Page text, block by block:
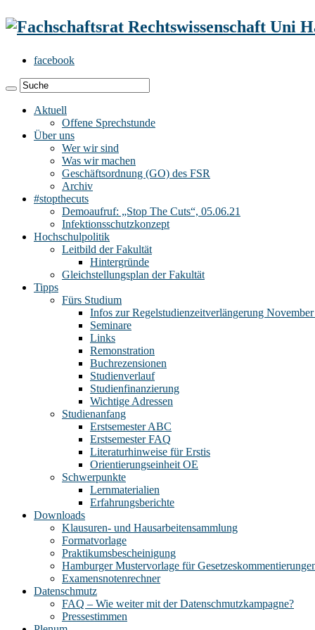
facebook
Aktuell
Offene Sprechstunde
Über uns
Wer wir sind
Was wir machen
Geschäftsordnung (GO) des FSR
Archiv
#stopthecuts
Demoaufruf: „Stop The Cuts“, 05.06.21
Infektionsschutzkonzept
Hochschulpolitik
Leitbild der Fakultät
Hintergründe
Gleichstellungsplan der Fakultät
Tipps
Fürs Studium
Infos zur Regelstudienzeitverlängerung
Seminare
Links
Remonstration
Buchrezensionen
Studienverlauf
Studienfinanzierung
Wichtige Adressen
Studienanfang
Erstsemester ABC
Erstsemester FAQ
Literaturhinweise für Erstis
Orientierungseinheit OE
Schwerpunkte
Lernmaterialien
Erfahrungsberichte
Downloads
Klausuren- und Hausarbeitensammlung
Formatvorlage
Praktikumsbescheinigung
Hamburger Mustervorlage für
Examensnotenrechner
Datenschmutz
FAQ – Wie weiter mit der Datenschmutzkampagne?
Pressestimmen